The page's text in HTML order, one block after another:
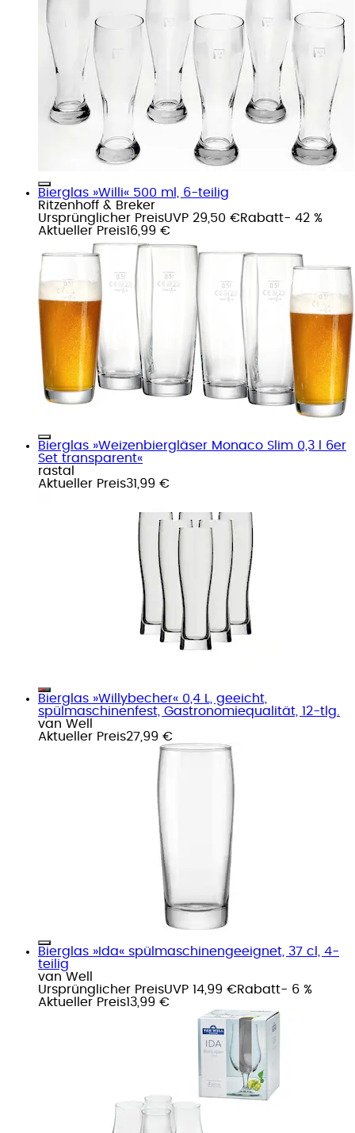
Bierglas »Willi« 500 ml, 6-teilig
Ritzenhoff & Breker
Ursprünglicher PreisUVP 29,50 €Rabatt- 42 %
Aktueller Preis16,99 €
Bierglas »Weizenbiergläser Monaco Slim 0,3 l 6er
Set transparent«
rastal
Aktueller Preis31,99 €
Bierglas »Willybecher« 0,4 L, geeicht,
spülmaschinenfest, Gastronomiequalität, 12-tlg.
van Well
Aktueller Preis27,99 €
Bierglas »Ida« spülmaschinengeeignet, 37 cl, 4-
teilig
van Well
Ursprünglicher PreisUVP 14,99 €Rabatt- 6 %
Aktueller Preis13,99 €